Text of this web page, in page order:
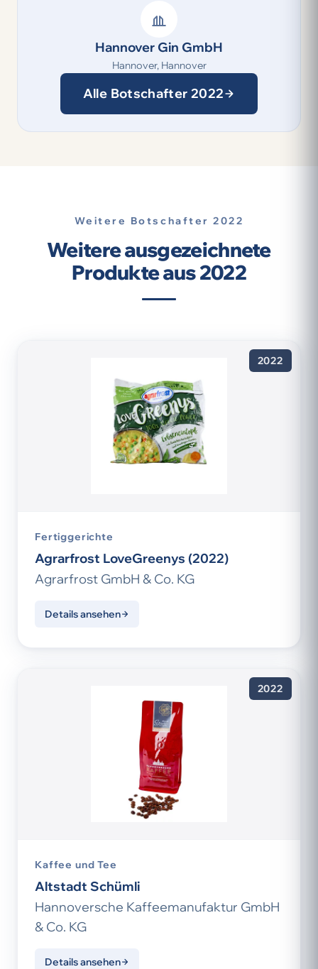
Hannover Gin GmbH
Hannover, Hannover
Alle Botschafter 2022
Weitere Botschafter 2022
Weitere ausgezeichnete
Produkte aus 2022
2022
Fertiggerichte
Agrarfrost LoveGreenys (2022)
Agrarfrost GmbH & Co. KG
Details ansehen
2022
Kaffee und Tee
Altstadt Schümli
Hannoversche Kaffeemanufaktur GmbH
& Co. KG
Details ansehen